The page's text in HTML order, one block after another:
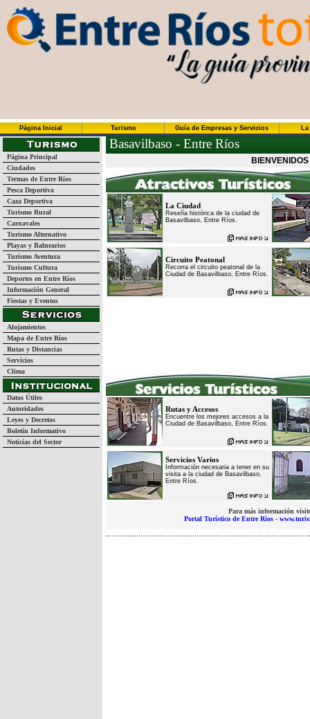
Página Inicial Turismo Guía de Empresas y Servicios
Página Principal
Ciudades
Termas de Entre Ríos
Pesca Deportiva
Caza Deportiva
Turismo Rural
Carnavales
Turismo Alternativo
Playas y Balnearios
Turismo Aventura
Turismo Cultura
Deportes en Entre Ríos
Información General
Fiestas y Eventos
Alojamientos
Mapa de Entre Ríos
Rutas y Distancias
Servicios
Clima
Datos Útiles
Autoridades
Leyes y Decretos
Boletín Informativo
Noticias del Sector
Basavilbaso - Entre Ríos
La Ciudad
Reseña histórica de la ciudad de
Basavilbaso, Entre Ríos.
Circuito Peatonal
Recorra el circuito peatonal de la
Ciudad de Basavilbaso, Entre Ríos.
Rutas y Accesos
Encuentre los mejores accesos a la
Ciudad de Basavilbaso, Entre Ríos.
Servicios Varios
Información necesaria a tener en su
visita a la ciudad de Basavilbaso,
Entre Ríos.
Para más información
Portal Turístico de Entre Ríos -